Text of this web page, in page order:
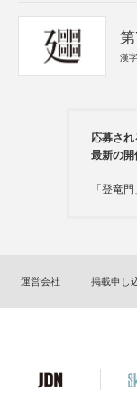
漢
応募さ
最新の開
「登竜
運営会社 掲載申し